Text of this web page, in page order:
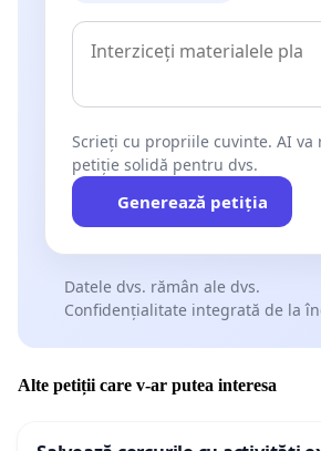
Scrieți cu propriile cuvinte. AI va
petiție solidă pentru dvs.
Generează petiția
Datele dvs. rămân ale dvs.
Confidențialitate integrată de la
Alte petiții care v-ar putea interesa